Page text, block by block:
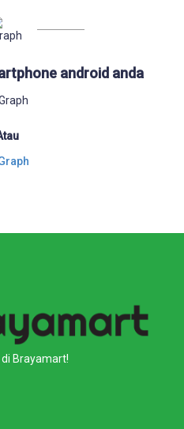
android anda
Brayamart!